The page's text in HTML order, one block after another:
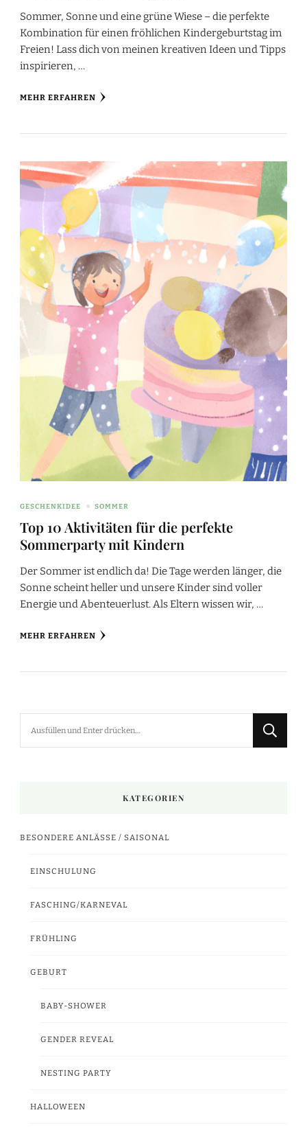
Sommer, Sonne und eine grüne Wiese – die perfekte
Kombination für einen fröhlichen Kindergeburtstag im
Freien! Lass dich von meinen kreativen Ideen und Tipps
inspirieren, …
MEHR ERFAHREN
GESCHENKIDEE SOMMER
Top 10 Aktivitäten für die perfekte
Sommerparty mit Kindern
Der Sommer ist endlich da! Die Tage werden länger, die
Sonne scheint heller und unsere Kinder sind voller
Energie und Abenteuerlust. Als Eltern wissen wir, …
MEHR ERFAHREN
KATEGORIEN
BESONDERE ANLÄSSE / SAISONAL
EINSCHULUNG
FASCHING/KARNEVAL
FRÜHLING
GEBURT
BABY-SHOWER
GENDER REVEAL
NESTING PARTY
HALLOWEEN